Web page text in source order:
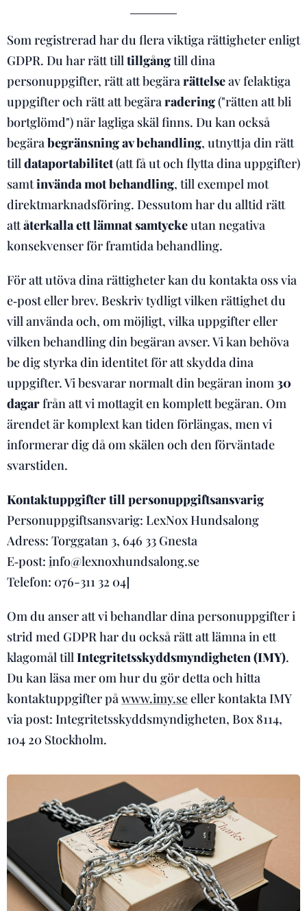
Som registrerad har du flera viktiga rättigheter enligt
GDPR. Du har rätt till tillgångtill dina
personuppgifter, rätt att begära rättelseav felaktiga
uppgifter och rätt att begära radering("rätten att bli
bortglömd") när lagliga skäl finns. Du kan också
begära begränsning av behandling, utnyttja din rätt
till dataportabilitet(att få ut och flytta dina uppgifter)
samtinvända mot behandling, till exempel mot
direktmarknadsföring. Dessutom har du alltid rätt
attåterkalla ett lämnat samtyckeutan negativa
konsekvenser för framtida behandling.
För att utöva dina rättigheter kan du kontakta oss via
e‑post eller brev. Beskriv tydligt vilken rättighet du
vill använda och, om möjligt, vilka uppgifter eller
vilken behandling din begäran avser. Vi kan behöva
be dig styrka din identitet för att skydda dina
uppgifter. Vi besvarar normalt din begäran inom 30
dagarfrån att vi mottagit en komplett begäran. Om
ärendet är komplext kan tiden förlängas, men vi
informerar dig då om skälen och den förväntade
svarstiden.
Kontaktuppgifter till personuppgiftsansvarig
Personuppgiftsansvarig: LexNox Hundsalong
Adress: Torggatan 3, 646 33 Gnesta
E‑post: info@lexnoxhundsalong.se
Telefon: 076-311 32 04]
Om du anser att vi behandlar dina personuppgifter i
strid med GDPR har du också rätt att lämna in ett
klagomål till Integritetsskyddsmyndigheten (IMY).
Du kan läsa mer om hur du gör detta och hitta
kontaktuppgifter på www.imy.seeller kontakta IMY
via post: Integritetsskyddsmyndigheten, Box 8114,
104 20 Stockholm.